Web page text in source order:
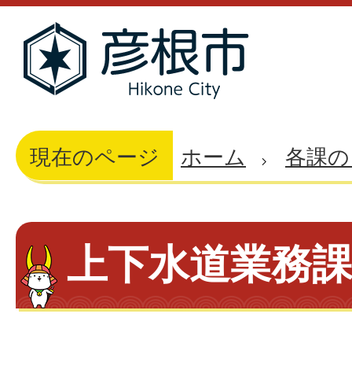
現在のページ ホーム 各課
上下水道業務課